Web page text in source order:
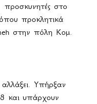
προσκυνητές στο
όπου προκλητικά
στην πόλη Κομ.
Υπήρξαν
και υπάρχουν